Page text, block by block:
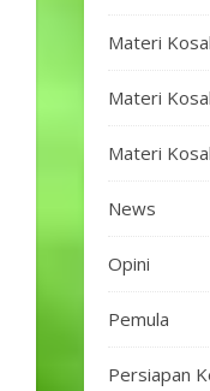
Materi
Materi
Materi
News
Opini
Pemula
Persiapan